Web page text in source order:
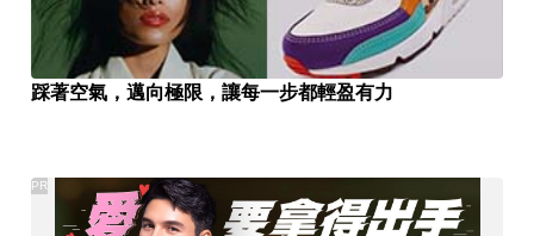
踩著空氣，邁向極限，讓每一步都輕盈有力
PR